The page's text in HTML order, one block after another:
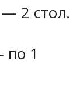
2 стол.
по 1